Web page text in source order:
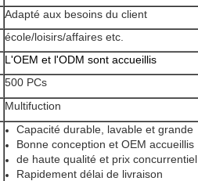
Adapté aux besoins du client
école/loisirs/affaires etc.
L'OEM et l'ODM sont accueillis
500 PCs
Multifuction
Capacité durable, lavable et grande
Bonne conception et OEM accueillis
de haute qualité et prix concurrentiel
Rapidement délai de livraison